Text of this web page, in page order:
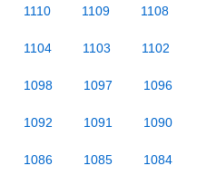
1110 1109 1108
1104 1103 1102
1098 1097 1096
1092 1091 1090
1086 1085 1084